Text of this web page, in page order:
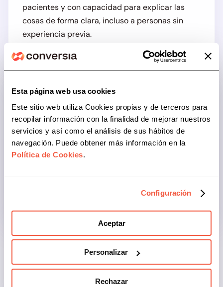
Esta página web usa cookies
Este sitio web utiliza Cookies propias y de terceros para
recopilar información con la finalidad de mejorar nuestros
servicios y así como el análisis de sus hábitos de
navegación. Puede obtener más información en la
Política de Cookies.
Configuración
Aceptar
Personalizar
Rechazar
pacientes y con capacidad para explicar las
cosas de forma clara, incluso a personas sin
experiencia previa.
+80% valoran la facilidad
Muchos clientes coinciden en lo mismo: el
proceso es más sencillo de lo esperado.